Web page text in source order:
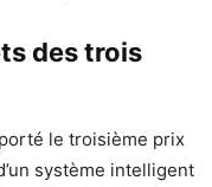
des trois
le troisième prix
système intelligent